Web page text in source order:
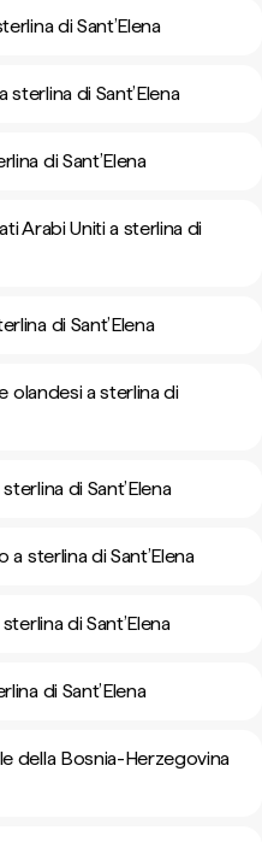
di Sant’Elena
di Sant’Elena
di Sant’Elena
Arabi Uniti a sterlina di
di Sant’Elena
olandesi a sterlina di
di Sant’Elena
sterlina di Sant’Elena
di Sant’Elena
di Sant’Elena
della Bosnia-Herzegovina